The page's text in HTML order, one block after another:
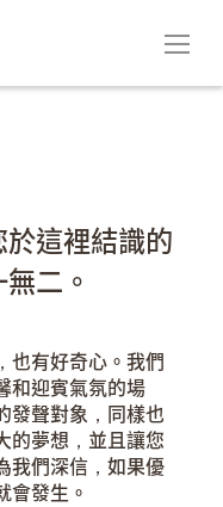
這裡結識的
二。
也有好奇心。我們
和迎賓氣氛的場
發聲對象，同樣也
的夢想，並且讓您
我們深信，如果優
會發生。